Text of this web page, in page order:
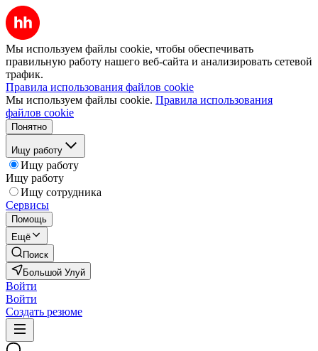
Мы используем файлы cookie, чтобы обеспечивать
правильную работу нашего веб-сайта и анализировать сетевой
трафик.
Правила использования файлов cookie
Мы используем файлы cookie. Правила использования
файлов cookie
Понятно
Ищу работу
Ищу работу
Ищу работу
Ищу сотрудника
Сервисы
Помощь
Ещё
Поиск
Большой Улуй
Войти
Войти
Создать резюме